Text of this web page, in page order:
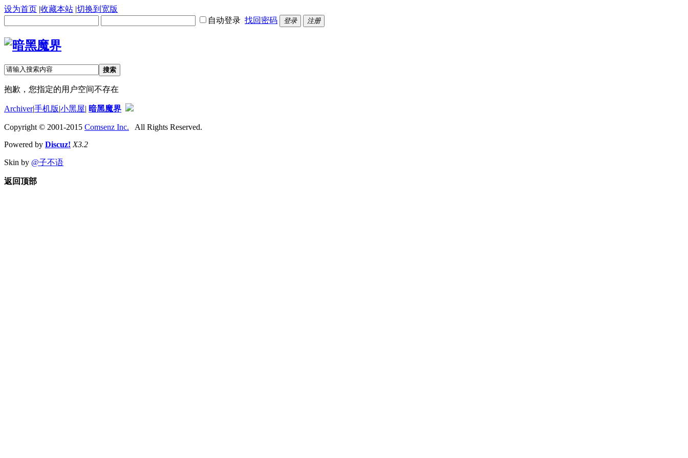
设为首页 |收藏本站 |切换到宽版
自动登录 找回密码 登录 注册
搜索
抱歉，您指定的用户空间不存在
Archiver|手机版|小黑屋| 暗黑魔界
Copyright © 2001-2015 Comsenz Inc. All Rights Reserved.
Powered by Discuz! X3.2
Skin by @子不语
返回顶部